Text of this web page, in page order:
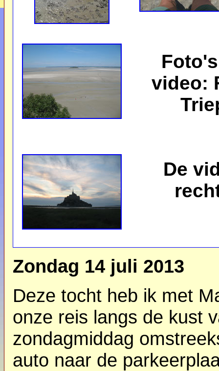
video:
De
Zondag 14 juli 2013
Deze tocht heb ik met
onze reis langs de kust
zondagmiddag
auto naar de